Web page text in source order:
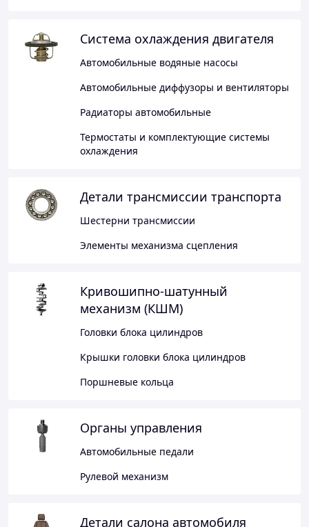
Система охлаждения двигателя
Автомобильные водяные насосы
Автомобильные диффузоры и вентиляторы
Радиаторы автомобильные
Термостаты и комплектующие системы
охлаждения
Детали трансмиссии транспорта
Шестерни трансмиссии
Элементы механизма сцепления
Кривошипно-шатунный
механизм (КШМ)
Головки блока цилиндров
Крышки головки блока цилиндров
Поршневые кольца
Органы управления
Автомобильные педали
Рулевой механизм
Детали салона автомобиля